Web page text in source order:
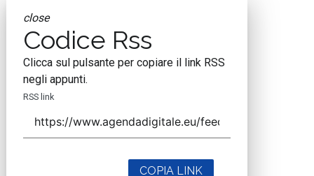
close
Codice Rss
Clicca sul pulsante per copiare il link RSS
negli appunti.
RSS link
COPIA LINK